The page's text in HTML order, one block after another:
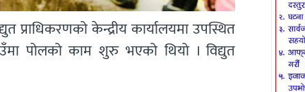
केन्द्रीय कार्यालयमा उपस्थित
पोलको काम शुरु भएको थियो । विद्युत